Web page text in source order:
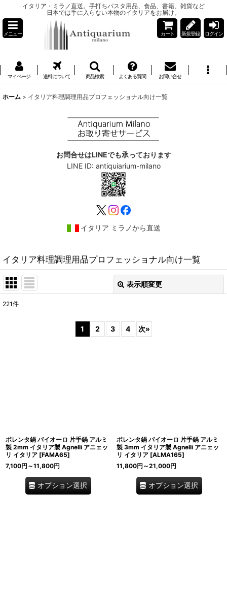
イタリア・ミラノ直送。手打ちパスタ用品、食品、書籍、雑貨など
日本では手に入らない本物のイタリアをお届け。
メニュー カート 新規登録 ログイン
マイページ 送料について 商品検索 よくある質問 お問い合せ
ホーム > イタリア料理調理用品プロフェッショナル向け一覧
お問合せはLINEでも承っております
LINE ID: antiquiarium-milano
イタリア ミラノから直送
イタリア料理調理用品プロフェッショナル向け一覧
表示順変更
221件
1 2 3 4 次»
ポレンタ鍋 パイオーロ 片手鍋 アルミ
製 2mm イタリア製 Agnelli アニェッ
リ イタリア [FAMA65]
7,100円 ～11,800円
オプション選択
ポレンタ鍋 パイオーロ 片手鍋 アルミ
製 3mm イタリア製 Agnelli アニェッ
リ イタリア [ALMA165]
11,800円 ～21,000円
オプション選択